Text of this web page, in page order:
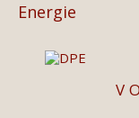
Energie